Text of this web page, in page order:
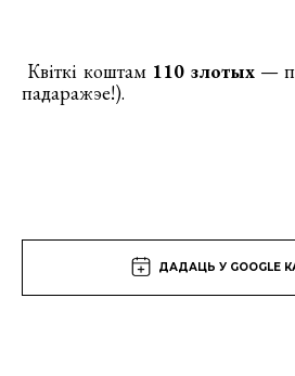
Квіткі коштам 110 злотых—
падаражэе!).
ДАДАЦЬ У GOOGLE